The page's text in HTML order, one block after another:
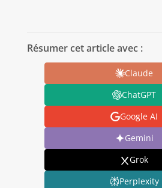
Résumer cet article avec :
Claude
ChatGPT
Google AI
Gemini
Grok
Perplexity